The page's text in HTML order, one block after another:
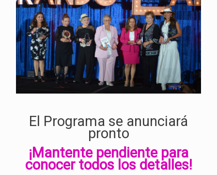
El Programa se anunciará
pronto
¡Mantente pendiente para
conocer todos los detalles!